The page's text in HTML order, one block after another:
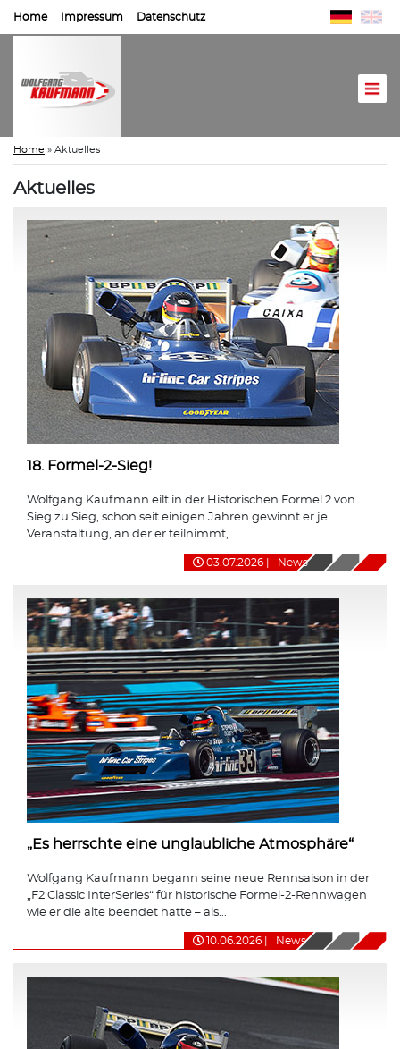
Home Impressum Datenschutz
Home » Aktuelles
Aktuelles
18. Formel-2-Sieg!
Wolfgang Kaufmann eilt in der Historischen Formel 2 von
Sieg zu Sieg, schon seit einigen Jahren gewinnt er je
Veranstaltung, an der er teilnimmt,...
03.07.2026 News
„Es herrschte eine unglaubliche Atmosphäre“
Wolfgang Kaufmann begann seine neue Rennsaison in der
„F2 Classic InterSeries“ für historische Formel-2-Rennwagen
wie er die alte beendet hatte – als...
10.06.2026 News